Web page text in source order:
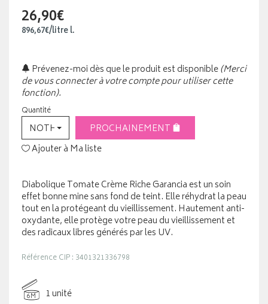
26,90€
896,67€/litrel.
Prévenez-moi dès que le produit est disponible(Merci
de vous connecter à votre compte pour utiliser cette
fonction).
Quantité
NOTHING SELECTEDPROCHAINEMENT
Ajouter à Ma liste
Diabolique Tomate Crème Riche Garancia est un soin
effet bonne mine sans fond de teint. Elle réhydrat la peau
tout en la protégeant du vieillissement. Hautement anti-
oxydante, elle protège votre peau du vieillissement et
des radicaux libres générés par les UV.
Référence CIP : 3401321336798
6M
1 unité